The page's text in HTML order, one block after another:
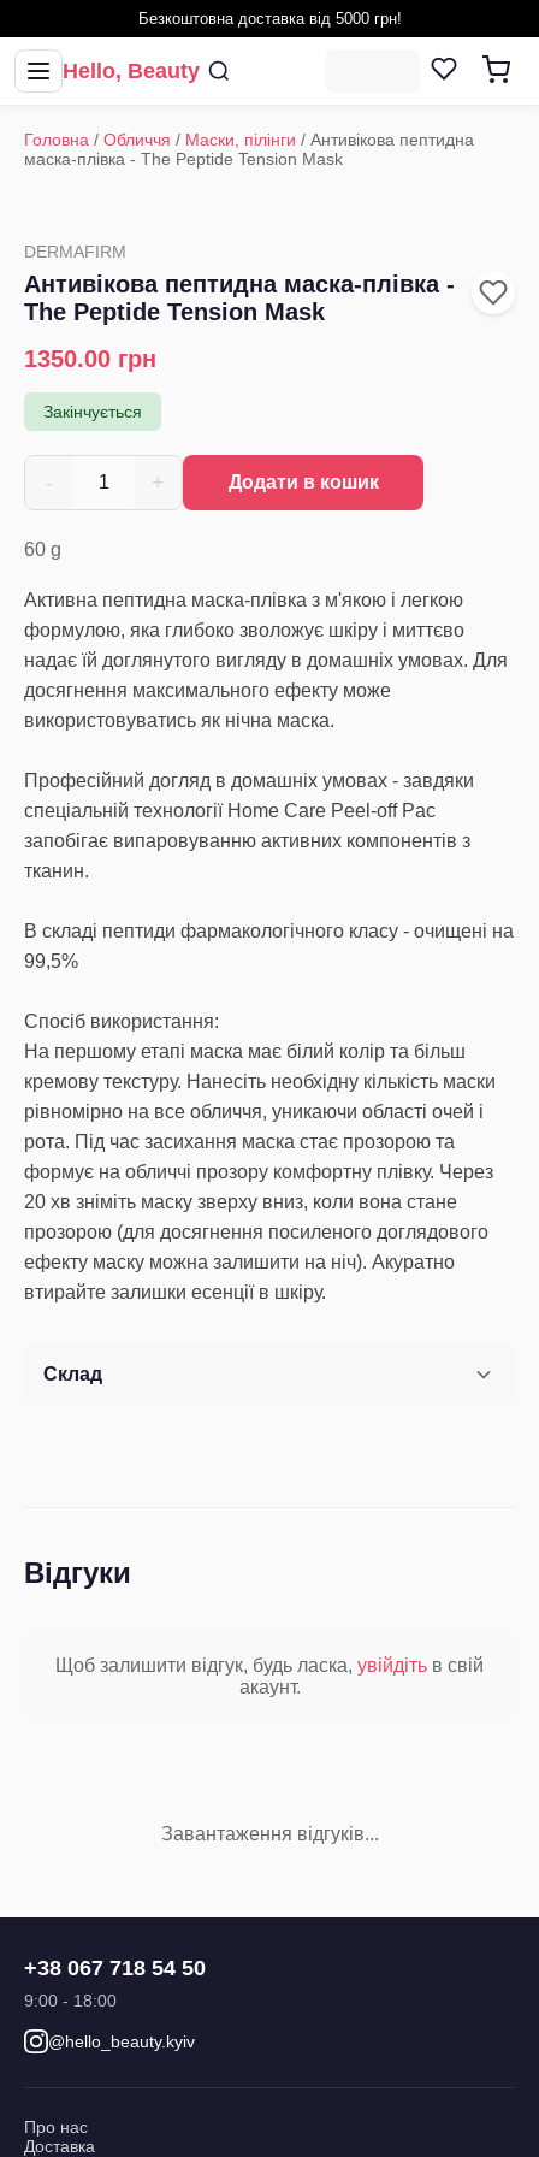
Безкоштовна доставка від 5000 грн!
Hello, Beauty
Головна / Обличчя / Маски, пілінги / Антивікова пептидна
маска-плівка - The Peptide Tension Mask
DERMAFIRM
Антивікова пептидна маска-плівка -
The Peptide Tension Mask
1350.00 грн
Закінчується
- 1 + Додати в кошик
60 g
Активна пептидна маска-плівка з м'якою і легкою
формулою, яка глибоко зволожує шкіру і миттєво
надає їй доглянутого вигляду в домашніх умовах. Для
досягнення максимального ефекту може
використовуватись як нічна маска.
Професійний догляд в домашніх умовах - завдяки
спеціальній технології Home Care Peel-off Pac
запобігає випаровуванню активних компонентів з
тканин.
В складі пептиди фармакологічного класу - очищені на
99,5%
Спосіб використання:
На першому етапі маска має білий колір та більш
кремову текстуру. Нанесіть необхідну кількість маски
рівномірно на все обличчя, уникаючи області очей і
рота. Під час засихання маска стає прозорою та
формує на обличчі прозору комфортну плівку. Через
20 хв зніміть маску зверху вниз, коли вона стане
прозорою (для досягнення посиленого доглядового
ефекту маску можна залишити на ніч). Акуратно
втирайте залишки есенції в шкіру.
Склад
Відгуки
Щоб залишити відгук, будь ласка, увійдіть в свій
акаунт.
Завантаження відгуків...
+38 067 718 54 50
9:00 - 18:00
@hello_beauty.kyiv
Про нас
Доставка